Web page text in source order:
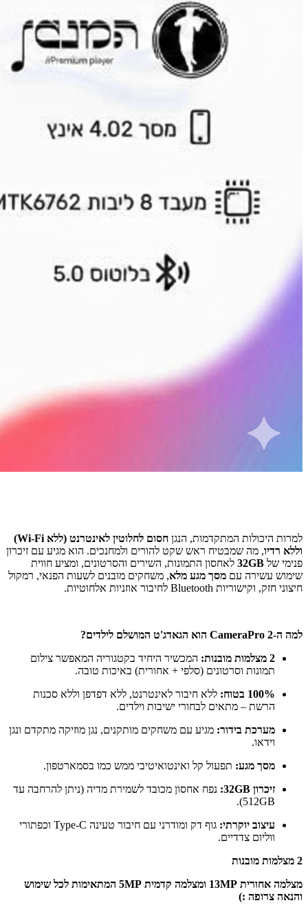
למרות היכולות המתקדמות, הנגן
חסום לחלוטין לאינטרנט (ללא Wi-Fi)
וללא רדיו, מה שמבטיח ראש שקט להורים ולמחנכים. הוא מגיע עם זיכרון
פנימי של 32GB לאחסון התמונות, השירים והסרטונים, ומציע חווית
שימוש עשירה עם מסך מגע מלא, משחקים מובנים לשעות הפנאי, רמקול
חיצוני חזק, וקישוריות Bluetooth לחיבור אוזניות אלחוטיות.
למה ה-CameraPro 2 הוא הגאדג'ט המושלם לילדים?
2 מצלמות מובנות:
המכשיר היחיד בקטגוריה המאפשר צילום
תמונות וסרטונים (סלפי + אחורית) באיכות טובה.
100% בטוח:
ללא חיבור לאינטרנט, ללא דפדפן וללא סכנות
הרשת – מתאים לבחורי ישיבות וילדים.
מערכת בידור: מגיע עם משחקים מותקנים, נגן מוזיקה מתקדם ונגן
וידאו.
מסך מגע: תפעול קל ואינטואיטיבי ממש כמו בסמארטפון.
זיכרון 32GB:
נפח אחסון מכובד לשמירת מדיה (ניתן להרחבה עד
512GB).
עיצוב יוקרתי:
גוף דק ומודרני עם חיבור טעינה Type-C וכפתורי
ווליום צדדיים.
2 מצלמות מובנות
מצלמה אחורית 13MP ומצלמה קדמית 5MP המתאימות לכל שימוש
והנאה צרופה :)